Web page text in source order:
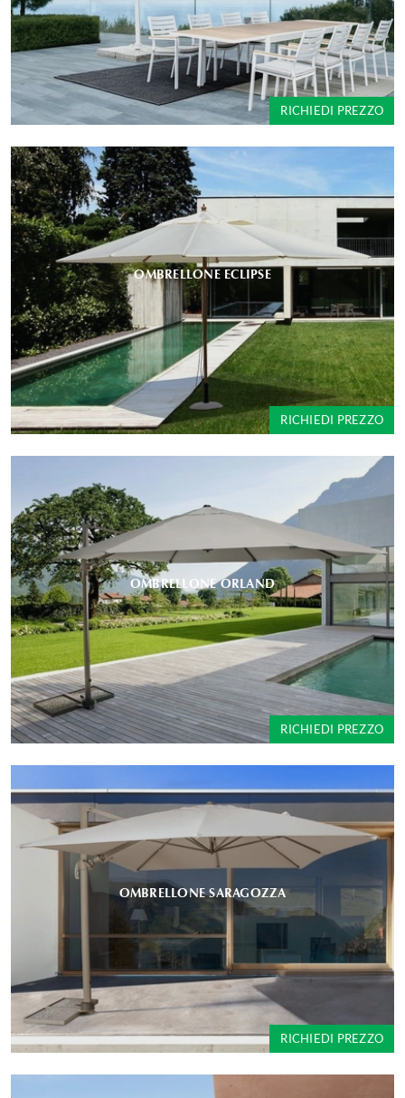
RICHIEDI PREZZO
OMBRELLONE ECLIPSE
RICHIEDI PREZZO
OMBRELLONE ORLAND
RICHIEDI PREZZO
OMBRELLONE SARAGOZZA
RICHIEDI PREZZO